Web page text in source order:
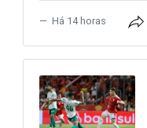
Há 14 horas